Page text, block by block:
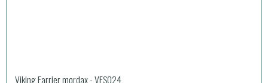
Viking Farrier mordax - VFS024